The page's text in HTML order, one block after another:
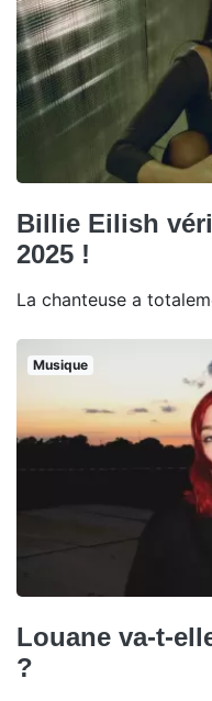
Billie Eilish
2025 !
La chanteuse a
Musique
Louane va-t-
?